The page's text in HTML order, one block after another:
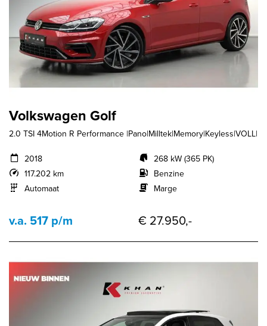
Volkswagen Golf
2.0 TSI 4Motion R Performance |Pano|Milltek|Memory|Keyless|VOLL|
2018
117.202 km
Automaat
268 kW (365 PK)
Benzine
Marge
v.a. 517 p/m € 27.950,-